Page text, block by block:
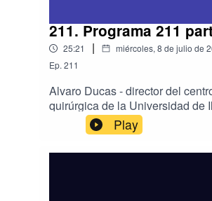
211. Programa 211
25:21 | miércoles, 8 de julio de
Ep. 211
Alvaro Ducas - director del
quirúrgica de la Universidad de
Play